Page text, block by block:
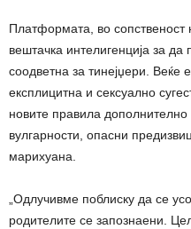
Платформата, во сопственост
вештачка интелигенција за
соодветна за тинејџери. Веќе
експлицитна и сексуално
новите правила дополнително
вулгарности, опасни
марихуана.
„Одлучивме поблиску да се
родителите се запознаени.